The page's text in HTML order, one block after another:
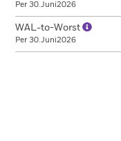
Per 30.Juni2026
WAL-to-Worst
Per 30.Juni2026